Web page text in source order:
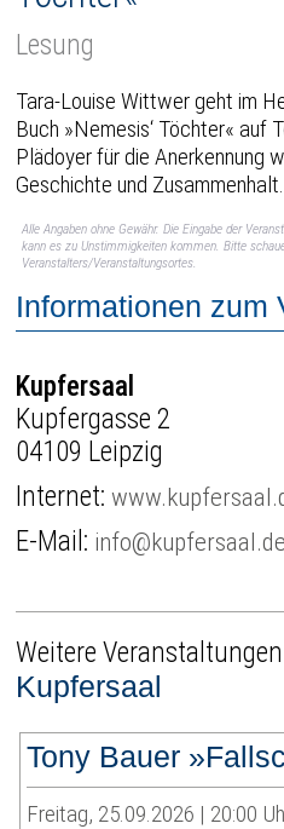
Lesung
Tara-Louise Wittwer geht im
Buch »Nemesis‘ Töchter« auf
Plädoyer für die Anerkennung
Geschichte und Zusammenhalt.
Alle Angaben ohne Gewähr. Die Eingabe der
kann es zu Unstimmigkeiten kommen. Bitte
Veranstalters/Veranstaltungsortes.
Informationen zum
Kupfersaal
Kupfergasse 2
04109 Leipzig
Internet:
E-Mail: info@kupfersaal.de
Weitere
Kupfersaal
Tony Bauer
Freitag, 25.09.2026 | 20:00